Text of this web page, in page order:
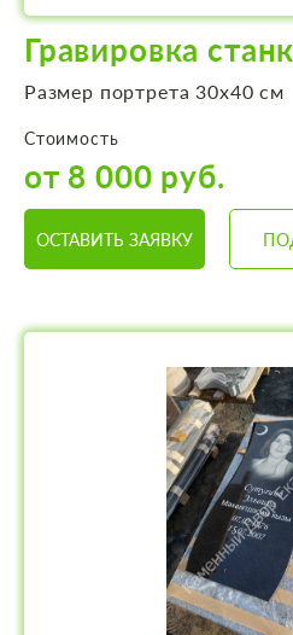
Гравировка
Размер портрета 30х40 см
Стоимость
от 8 000 руб.
ОСТАВИТЬ ЗАЯВКУ